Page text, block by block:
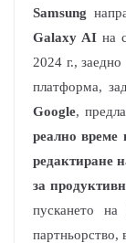
Samsung
Galaxy AIна
2024 г.,
платформа,
Google,
реално време
редактиране
за
пускането на
партньорство,